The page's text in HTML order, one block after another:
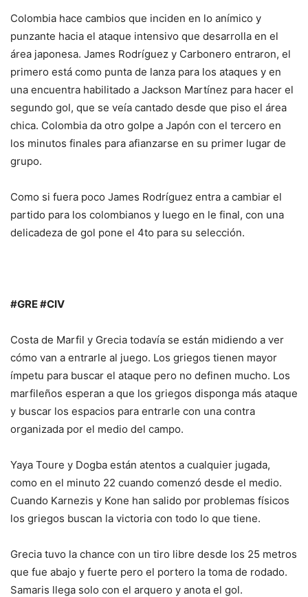
Colombia hace cambios que inciden en lo anímico y
punzante hacia el ataque intensivo que desarrolla en el
área japonesa. James Rodríguez y Carbonero entraron, el
primero está como punta de lanza para los ataques y en
una encuentra habilitado a Jackson Martínez para hacer el
segundo gol, que se veía cantado desde que piso el área
chica. Colombia da otro golpe a Japón con el tercero en
los minutos finales para afianzarse en su primer lugar de
grupo.
Como si fuera poco James Rodríguez entra a cambiar el
partido para los colombianos y luego en le final, con una
delicadeza de gol pone el 4to para su selección.
#GRE #CIV
Costa de Marfil y Grecia todavía se están midiendo a ver
cómo van a entrarle al juego. Los griegos tienen mayor
ímpetu para buscar el ataque pero no definen mucho. Los
marfileños esperan a que los griegos disponga más ataque
y buscar los espacios para entrarle con una contra
organizada por el medio del campo.
Yaya Toure y Dogba están atentos a cualquier jugada,
como en el minuto 22 cuando comenzó desde el medio.
Cuando Karnezis y Kone han salido por problemas físicos
los griegos buscan la victoria con todo lo que tiene.
Grecia tuvo la chance con un tiro libre desde los 25 metros
que fue abajo y fuerte pero el portero la toma de rodado.
Samaris llega solo con el arquero y anota el gol.